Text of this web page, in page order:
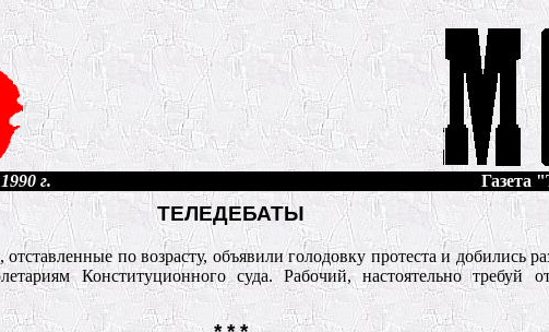
г. Газета
ТЕЛЕДЕБАТЫ
отставленные по возрасту, объявили голодовку протеста и добились
Конституционного суда. Рабочий, настоятельно требуй